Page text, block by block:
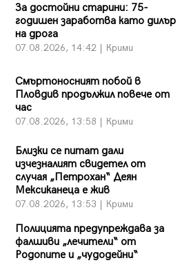
За достойни старини: 75-
годишен заработва като дилър
на дрога
07.08.2026, 14:42 | Крими
Смъртоносният побой в
Пловдив продължил повече от
час
07.08.2026, 13:58 | Крими
Близки се питат дали
изчезналият свидетел от
случая „Петрохан“ Деян
Мексиканеца е жив
07.08.2026, 13:53 | Крими
Полицията предупреждава за
фалшиви „лечители“ от
Родопите и „чудодейни“